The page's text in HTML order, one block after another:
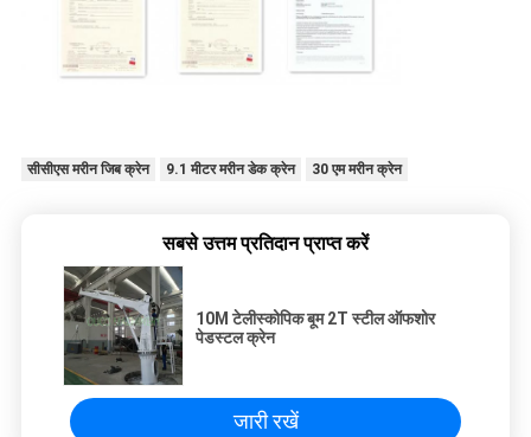
सीसीएस मरीन जिब क्रेन 9.1 मीटर मरीन डेक क्रेन 30 एम मरीन क्रेन
सबसे उत्तम प्रतिदान प्राप्त करें
10M टेलीस्कोपिक बूम 2T स्टील ऑफशोर
पेडस्टल क्रेन
जारी रखें